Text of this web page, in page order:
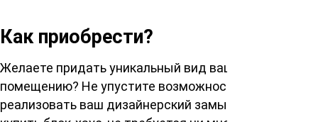
Как приобрести?
Желаете придать уникальный вид вашему
помещению? Не упустите возможность
реализовать ваш дизайнерский замысел! Чтобы